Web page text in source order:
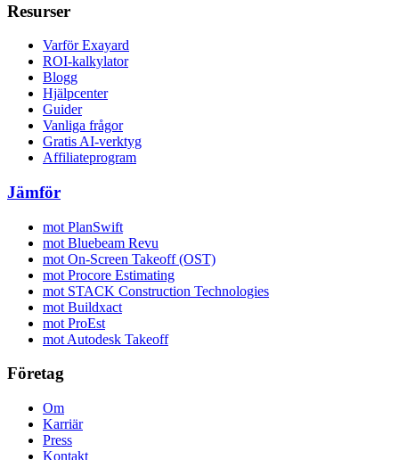
Resurser
Varför Exayard
ROI-kalkylator
Blogg
Hjälpcenter
Guider
Vanliga frågor
Gratis AI-verktyg
Affiliateprogram
Jämför
mot PlanSwift
mot Bluebeam Revu
mot On-Screen Takeoff (OST)
mot Procore Estimating
mot STACK Construction Technologies
mot Buildxact
mot ProEst
mot Autodesk Takeoff
Företag
Om
Karriär
Press
Kontakt